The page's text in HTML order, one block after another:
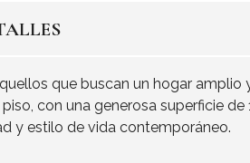
que buscan un hogar amplio
con una generosa superficie de
y estilo de vida contemporáneo.